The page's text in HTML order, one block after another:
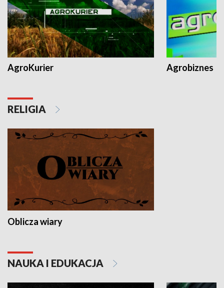
AgroKurier Agrobiznes
RELIGIA
Oblicza wiary
NAUKA I EDUKACJA